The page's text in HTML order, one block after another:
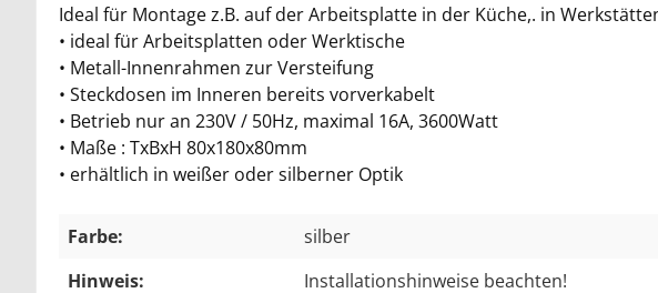
Ideal für Montage z.B. auf der Arbeitsplatte in der Küche,. in
• ideal für Arbeitsplatten oder Werktische
• Metall-Innenrahmen zur Versteifung
• Steckdosen im Inneren bereits vorverkabelt
• Betrieb nur an 230V / 50Hz, maximal 16A, 3600Watt
• Maße : TxBxH 80x180x80mm
• erhältlich in weißer oder silberner Optik
Farbe:
silber
Hinweis:
Installationshinweise beachten!